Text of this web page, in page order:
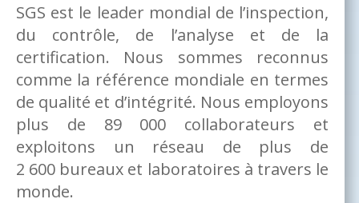
SGS est le leader mondial de l’inspection,
du contrôle, de l’analyse et de la
certification. Nous sommes reconnus
comme la référence mondiale en termes
de qualité et d’intégrité. Nous employons
plus de 89 000 collaborateurs et
exploitons un réseau de plus de
2 600 bureaux et laboratoires à travers le
monde.